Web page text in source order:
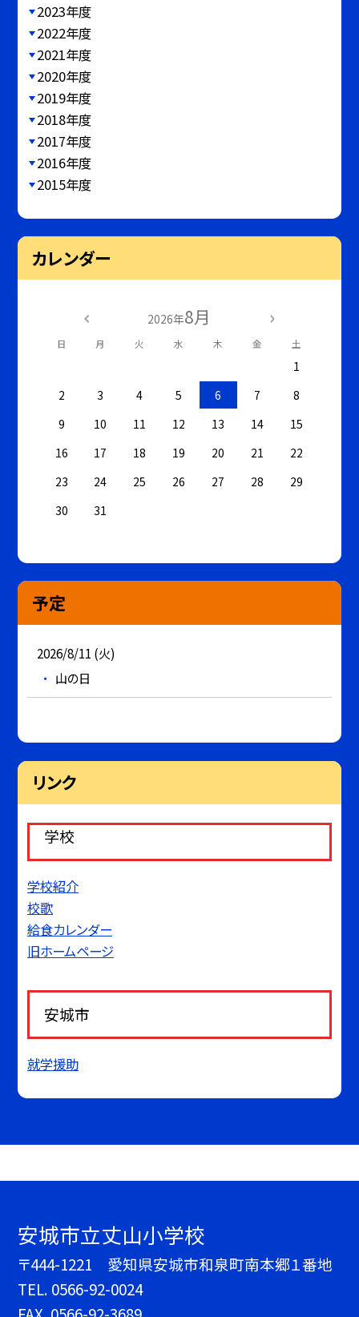
2023年度
2022年度
2021年度
2020年度
2019年度
2018年度
2017年度
2016年度
2015年度
カレンダー
2026年8月
日 月 火 水 木 金 土
1
2
3 4 5 6 7
8
9
10 11 12 13 14
15
16
17 18 19 20 21
22
23
24 25 26 27 28
29
30
31
予定
2026/8/11 (火)
山の日
リンク
学校
学校紹介
校歌
給食カレンダー
旧ホームページ
安城市
就学援助
安城市立丈山小学校
〒444-1221 愛知県安城市和泉町南本郷１番地
TEL. 0566-92-0024